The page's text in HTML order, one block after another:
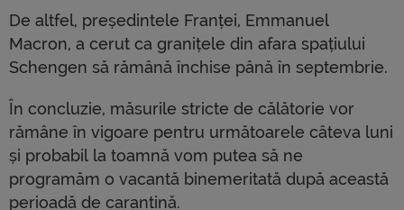
De altfel, președintele Franței, Emmanuel
Macron, a cerut ca granițele din afara spațiului
Schengen să rămână închise până în septembrie.
În concluzie, măsurile stricte de călătorie vor
rămâne în vigoare pentru următoarele câteva luni
și probabil la toamnă vom putea să ne
programăm o vacantă binemeritată după această
perioadă de carantină.